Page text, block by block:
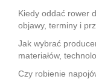
Kiedy oddać rower
objawy, terminy i
Jak wybrać
materiałów,
Czy robienie